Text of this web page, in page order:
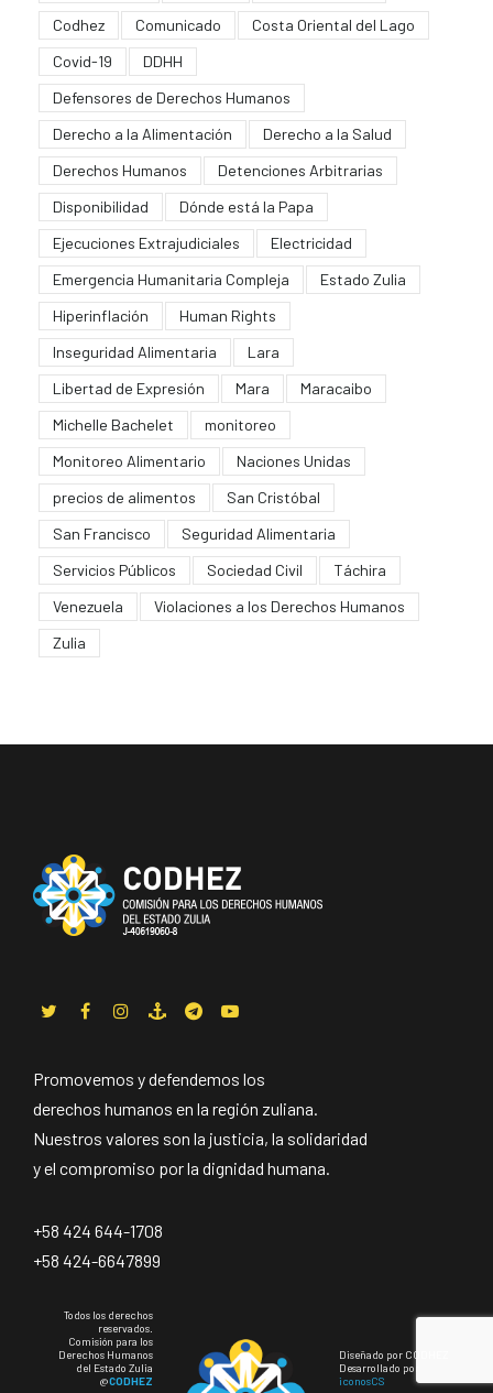
Codhez
Comunicado
Costa Oriental del Lago
Covid-19
DDHH
Defensores de Derechos Humanos
Derecho a la Alimentación
Derecho a la Salud
Derechos Humanos
Detenciones Arbitrarias
Disponibilidad
Dónde está la Papa
Ejecuciones Extrajudiciales
Electricidad
Emergencia Humanitaria Compleja
Estado Zulia
Hiperinflación
Human Rights
Inseguridad Alimentaria
Lara
Libertad de Expresión
Mara
Maracaibo
Michelle Bachelet
monitoreo
Monitoreo Alimentario
Naciones Unidas
precios de alimentos
San Cristóbal
San Francisco
Seguridad Alimentaria
Servicios Públicos
Sociedad Civil
Táchira
Venezuela
Violaciones a los Derechos Humanos
Zulia
Promovemos y defendemos los
derechos humanos en la región zuliana.
Nuestros valores son la justicia, la solidaridad
y el compromiso por la dignidad humana.
+58 424 644-1708
+58 424-6647899
Todos los derechos
reservados.
Comisión para los
Derechos Humanos
del Estado Zulia
@CODHEZ
Diseñado por CODHEZ
Desarrollado por
iconosCS